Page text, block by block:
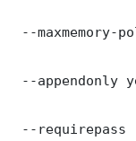
--
--appendonly
--requirepass